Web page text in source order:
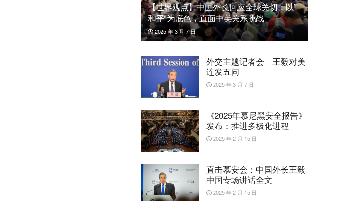
【世界观点】中国外长回应全球关切：以”
和平”为底色，直面中美关系挑战
2025 年 3 月 7 日
外交主题记者会丨王毅对美
连发五问
2025 年 3 月 7 日
《2025年慕尼黑安全报告》
发布：推进多极化进程
2025 年 2 月 15 日
直击慕安会：中国外长王毅
中国专场讲话全文
2025 年 2 月 15 日